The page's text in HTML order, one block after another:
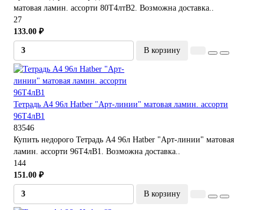
матовая ламин. ассорти 80Т4лтВ2. Возможна доставка..
27
133.00 ₽
В корзину
Тетрадь А4 96л Hatber "Арт-линии" матовая ламин. ассорти
96Т4лВ1
83546
Купить недорого Тетрадь А4 96л Hatber "Арт-линии" матовая
ламин. ассорти 96Т4лВ1. Возможна доставка..
144
151.00 ₽
В корзину